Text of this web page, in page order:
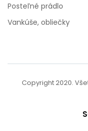
Posteľné prádlo
Vankúše, obliečky
Copyright 2020.